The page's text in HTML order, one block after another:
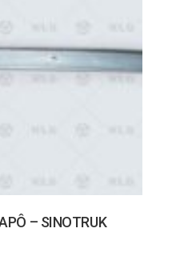
– SINOTRUK